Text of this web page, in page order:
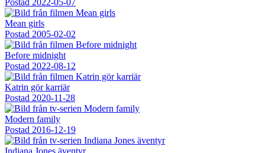
Mean girls
Postad 2005-02-02
Before midnight
Postad 2022-08-12
Katrin gör karriär
Postad 2020-11-28
Modern family
Postad 2016-12-19
Indiana Jones äventyr